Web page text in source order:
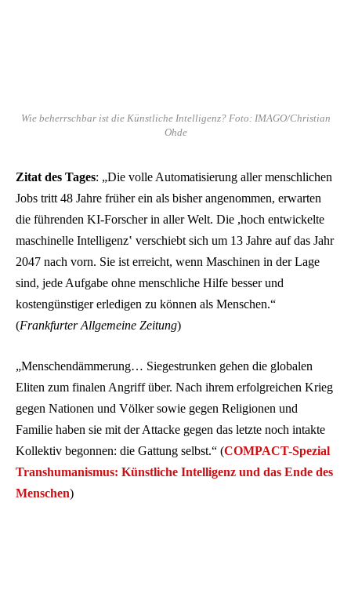
Wie beherrschbar ist die Künstliche Intelligenz? Foto: IMAGO/Christian
Ohde
Zitat des Tages: „Die volle Automatisierung aller menschlichen
Jobs tritt 48 Jahre früher ein als bisher angenommen, erwarten
die führenden KI-Forscher in aller Welt. Die ,hoch entwickelte
maschinelle Intelligenzʽ verschiebt sich um 13 Jahre auf das Jahr
2047 nach vorn. Sie ist erreicht, wenn Maschinen in der Lage
sind, jede Aufgabe ohne menschliche Hilfe besser und
kostengünstiger erledigen zu können als Menschen.“
(Frankfurter Allgemeine Zeitung)
„Menschendämmerung… Siegestrunken gehen die globalen
Eliten zum finalen Angriff über. Nach ihrem erfolgreichen Krieg
gegen Nationen und Völker sowie gegen Religionen und
Familie haben sie mit der Attacke gegen das letzte noch intakte
Kollektiv begonnen: die Gattung selbst.“ (COMPACT-Spezial
Transhumanismus: Künstliche Intelligenz und das Ende des
Menschen)